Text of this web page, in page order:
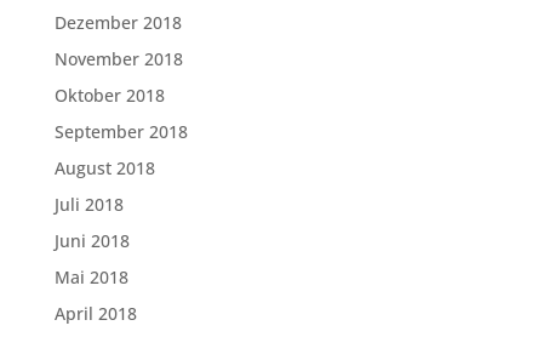
Dezember 2018
November 2018
Oktober 2018
September 2018
August 2018
Juli 2018
Juni 2018
Mai 2018
April 2018